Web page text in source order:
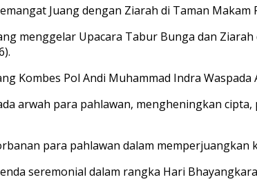
menggelar Upacara Tabur Bunga dan
Kombes Pol Andi Muhammad Indra Waspada
arwah para pahlawan, mengheningkan
para pahlawan dalam memperjuangkan
seremonial dalam rangka Hari